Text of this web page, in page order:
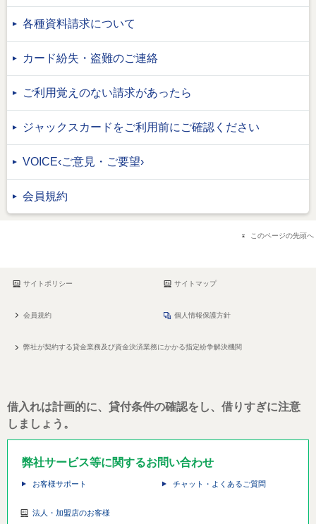
各種資料請求について
カード紛失・盗難のご連絡
ご利用覚えのない請求があったら
ジャックスカードをご利用前にご確認ください
VOICE‹ご意見・ご要望›
会員規約
このページの先頭へ
弊社サービス等に関するお問い合わせ
お客様サポート チャット・よくあるご質問
法人・加盟店のお客様
サイトポリシー サイトマップ
会員規約 個人情報保護方針
弊社が契約する貸金業務及び資金決済業務にかかる指定紛争解決機関
借入れは計画的に、貸付条件の確認をし、借りすぎに注意
しましょう。